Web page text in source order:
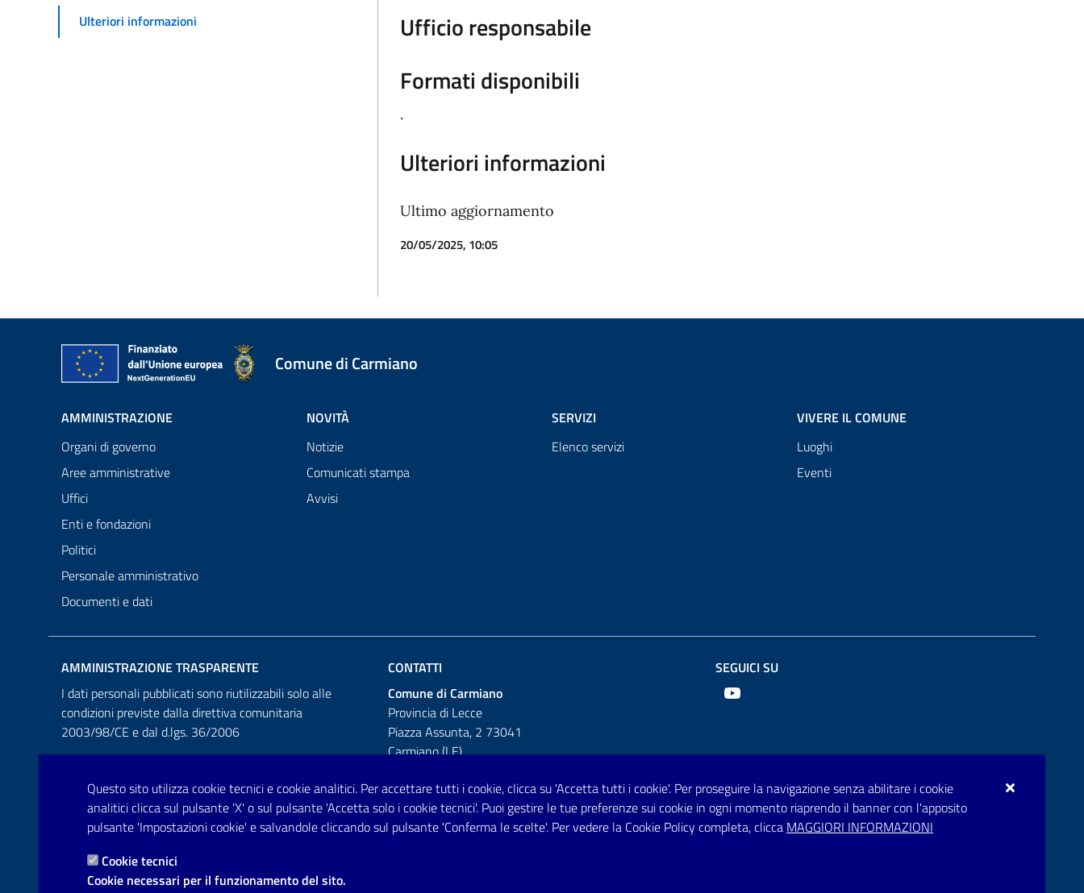
Questo sito utilizza cookie tecnici e cookie analitici. Per accettare tutti i cookie, clicca su 'Accetta tutti i cookie'. Per proseguire la navigazione senza abilitare i cookie
analitici clicca sul pulsante 'X' o sul pulsante 'Accetta solo i cookie tecnici'. Puoi gestire le tue preferenze sui cookie in ogni momento riaprendo il banner con l'apposito
pulsante 'Impostazioni cookie' e salvandole cliccando sul pulsante 'Conferma le scelte'. Per vedere la Cookie Policy completa, clicca MAGGIORI INFORMAZIONI
Cookie tecnici
Cookie necessari per il funzionamento del sito.
Ulteriori informazioni
Ufficio responsabile
Formati disponibili
.
Ulteriori informazioni
Ultimo aggiornamento
20/05/2025, 10:05
Comune di Carmiano
AMMINISTRAZIONE
Organi di governo
Aree amministrative
Uffici
Enti e fondazioni
Politici
Personale amministrativo
Documenti e dati
NOVITÀ
Notizie
Comunicati stampa
Avvisi
SERVIZI
Elenco servizi
VIVERE IL COMUNE
Luoghi
Eventi
AMMINISTRAZIONE TRASPARENTE
I dati personali pubblicati sono riutilizzabili solo alle
condizioni previste dalla direttiva comunitaria
2003/98/CE e dal d.lgs. 36/2006
CONTATTI
Comune di Carmiano
Provincia di Lecce
Piazza Assunta, 2 73041
Carmiano (LE)
Telefono: 0832 600001
Posta Elettronica Certificata:
SEGUICI SU